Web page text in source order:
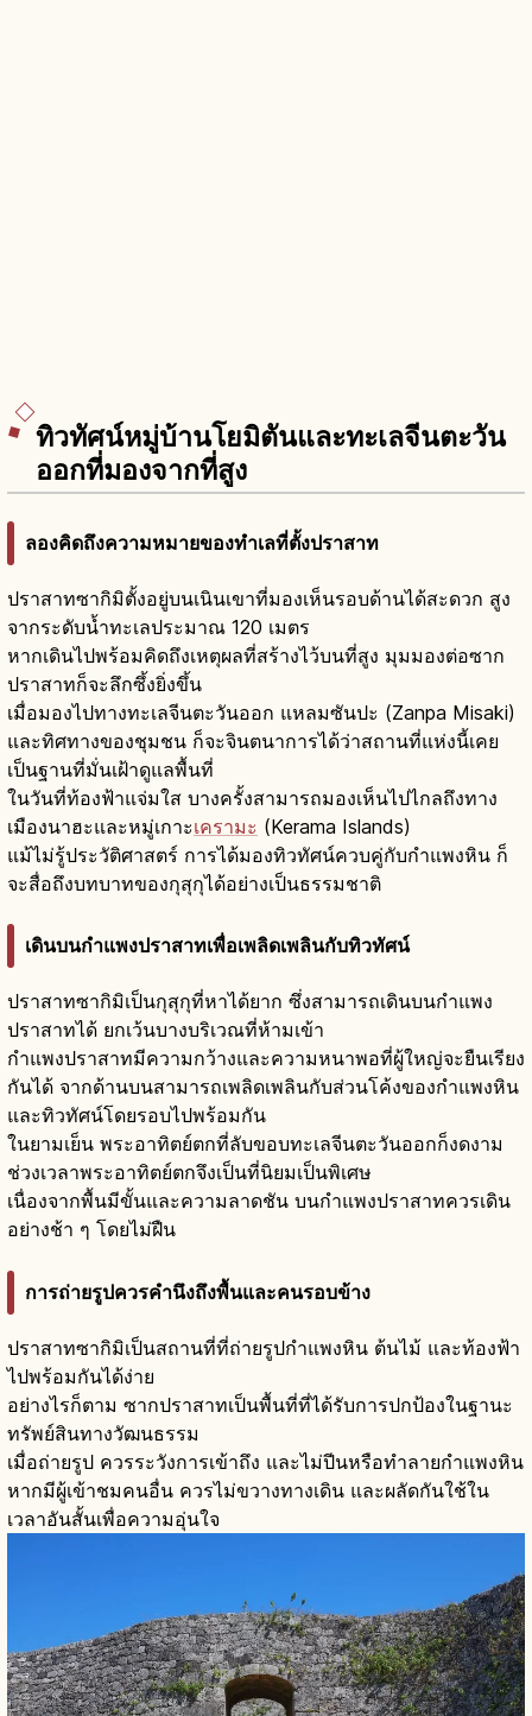
ทิวทัศน์หมู่บ้านโยมิตันและทะเลจีนตะวัน
ออกที่มองจากที่สูง
ลองคิดถึงความหมายของทำเลที่ตั้งปราสาท
ปราสาทซากิมิตั้งอยู่บนเนินเขาที่มองเห็นรอบด้านได้สะดวก สูง
จากระดับน้ำทะเลประมาณ 120 เมตร
หากเดินไปพร้อมคิดถึงเหตุผลที่สร้างไว้บนที่สูง มุมมองต่อซาก
ปราสาทก็จะลึกซึ้งยิ่งขึ้น
เมื่อมองไปทางทะเลจีนตะวันออก แหลมซันปะ (Zanpa Misaki)
และทิศทางของชุมชน ก็จะจินตนาการได้ว่าสถานที่แห่งนี้เคย
เป็นฐานที่มั่นเฝ้าดูแลพื้นที่
ในวันที่ท้องฟ้าแจ่มใส บางครั้งสามารถมองเห็นไปไกลถึงทาง
เมืองนาฮะและหมู่เกาะเครามะ (Kerama Islands)
แม้ไม่รู้ประวัติศาสตร์ การได้มองทิวทัศน์ควบคู่กับกำแพงหิน ก็
จะสื่อถึงบทบาทของกุสุกุได้อย่างเป็นธรรมชาติ
เดินบนกำแพงปราสาทเพื่อเพลิดเพลินกับทิวทัศน์
ปราสาทซากิมิเป็นกุสุกุที่หาได้ยาก ซึ่งสามารถเดินบนกำแพง
ปราสาทได้ ยกเว้นบางบริเวณที่ห้ามเข้า
กำแพงปราสาทมีความกว้างและความหนาพอที่ผู้ใหญ่จะยืนเรียง
กันได้ จากด้านบนสามารถเพลิดเพลินกับส่วนโค้งของกำแพงหิน
และทิวทัศน์โดยรอบไปพร้อมกัน
ในยามเย็น พระอาทิตย์ตกที่ลับขอบทะเลจีนตะวันออกก็งดงาม
ช่วงเวลาพระอาทิตย์ตกจึงเป็นที่นิยมเป็นพิเศษ
เนื่องจากพื้นมีขั้นและความลาดชัน บนกำแพงปราสาทควรเดิน
อย่างช้า ๆ โดยไม่ฝืน
การถ่ายรูปควรคำนึงถึงพื้นและคนรอบข้าง
ปราสาทซากิมิเป็นสถานที่ที่ถ่ายรูปกำแพงหิน ต้นไม้ และท้องฟ้า
ไปพร้อมกันได้ง่าย
อย่างไรก็ตาม ซากปราสาทเป็นพื้นที่ที่ได้รับการปกป้องในฐานะ
ทรัพย์สินทางวัฒนธรรม
เมื่อถ่ายรูป ควรระวังการเข้าถึง และไม่ปีนหรือทำลายกำแพงหิน
หากมีผู้เข้าชมคนอื่น ควรไม่ขวางทางเดิน และผลัดกันใช้ใน
เวลาอันสั้นเพื่อความอุ่นใจ